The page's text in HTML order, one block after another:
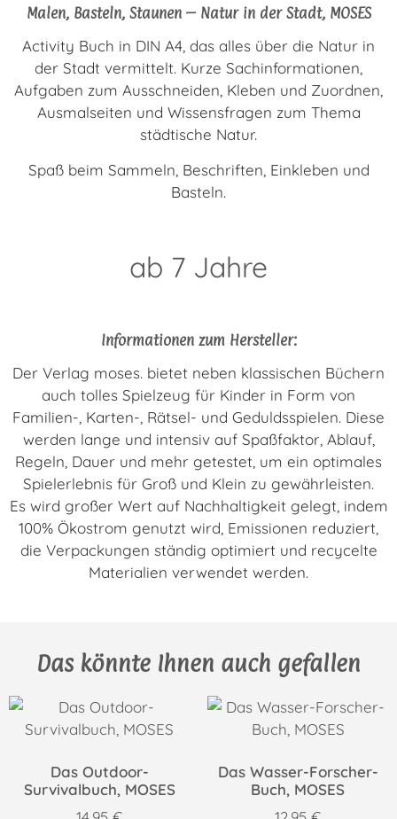
Malen, Basteln, Staunen – Natur in der Stadt, MOSES
Activity Buch in DIN A4, das alles über die Natur in
der Stadt vermittelt. Kurze Sachinformationen,
Aufgaben zum Ausschneiden, Kleben und Zuordnen,
Ausmalseiten und Wissensfragen zum Thema
städtische Natur.
Spaß beim Sammeln, Beschriften, Einkleben und
Basteln.
ab 7 Jahre
Informationen zum Hersteller:
Der Verlag moses. bietet neben klassischen Büchern
auch tolles Spielzeug für Kinder in Form von
Familien-, Karten-, Rätsel- und Geduldsspielen. Diese
werden lange und intensiv auf Spaßfaktor, Ablauf,
Regeln, Dauer und mehr getestet, um ein optimales
Spielerlebnis für Groß und Klein zu gewährleisten.
Es wird großer Wert auf Nachhaltigkeit gelegt, indem
100% Ökostrom genutzt wird, Emissionen reduziert,
die Verpackungen ständig optimiert und recycelte
Materialien verwendet werden.
Das könnte Ihnen auch gefallen
Das Outdoor-
Survivalbuch, MOSES
Das Wasser-Forscher-
Buch, MOSES